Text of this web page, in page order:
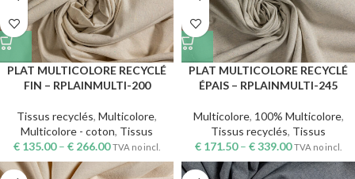
PLAT MULTICOLORE RECYCLÉ
FIN – RPLAINMULTI-200
Tissus recyclés, Multicolore,
Multicolore - coton, Tissus
€ 135.00– € 266.00 TVA no incl.
PLAT MULTICOLORE RECYCLÉ
ÉPAIS – RPLAINMULTI-245
Multicolore, 100% Multicolore,
Tissus recyclés, Tissus
€ 171.50– €339.00 TVA no incl.